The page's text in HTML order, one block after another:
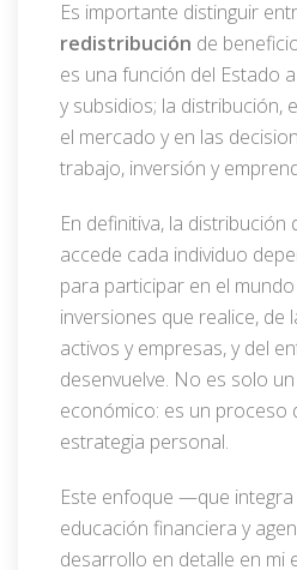
Es importante distinguir
redistribución de
es una función del Estado
y subsidios; la distribución,
el mercado y en las
trabajo, inversión y
En definitiva, la
accede cada individuo
para participar en el
inversiones que realice, de
activos y empresas, y del
desenvuelve. No es solo
económico: es un proceso
estrategia personal.
Este enfoque —que
educación financiera y
desarrollo en detalle en mi